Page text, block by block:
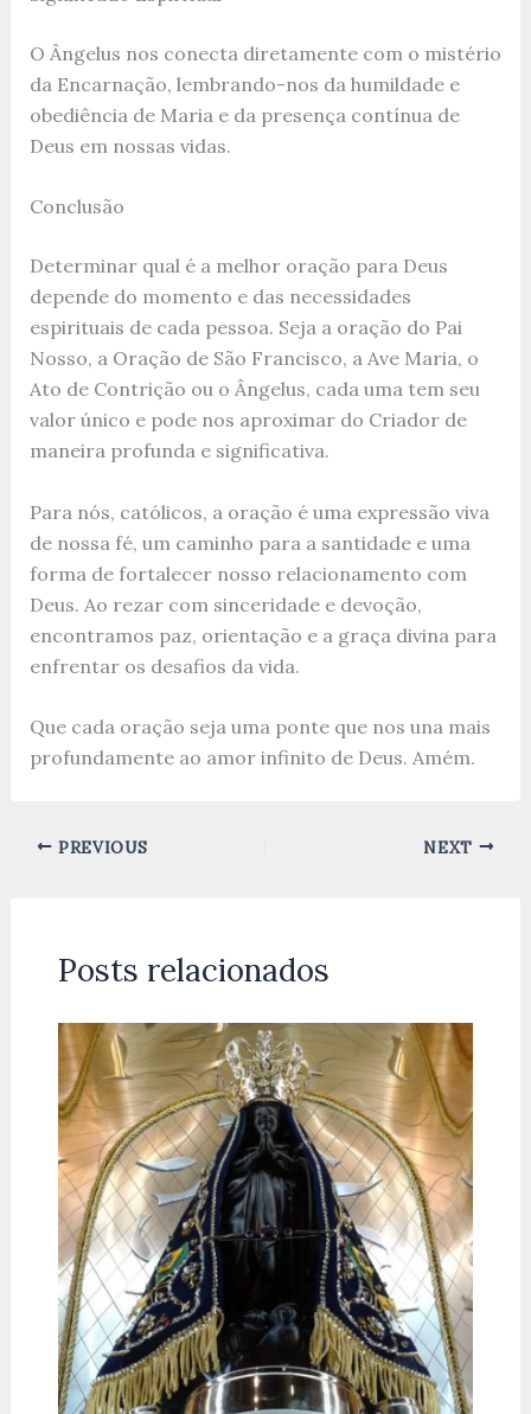
O Ângelus nos conecta diretamente com o mistério
da Encarnação, lembrando-nos da humildade e
obediência de Maria e da presença contínua de
Deus em nossas vidas.
Conclusão
Determinar qual é a melhor oração para Deus
depende do momento e das necessidades
espirituais de cada pessoa. Seja a oração do Pai
Nosso, a Oração de São Francisco, a Ave Maria, o
Ato de Contrição ou o Ângelus, cada uma tem seu
valor único e pode nos aproximar do Criador de
maneira profunda e significativa.
Para nós, católicos, a oração é uma expressão viva
de nossa fé, um caminho para a santidade e uma
forma de fortalecer nosso relacionamento com
Deus. Ao rezar com sinceridade e devoção,
encontramos paz, orientação e a graça divina para
enfrentar os desafios da vida.
Que cada oração seja uma ponte que nos una mais
profundamente ao amor infinito de Deus. Amém.
PREVIOUS NEXT
Posts relacionados